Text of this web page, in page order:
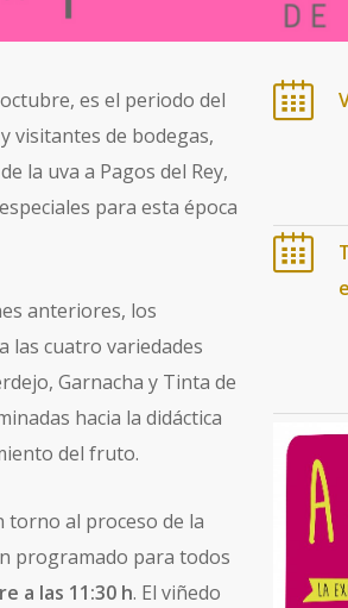
es el periodo del
visitantes de bodegas,
la uva a Pagos del Rey,
para esta época
anteriores, los
las cuatro variedades
Garnacha y Tinta de
hacia la didáctica
del fruto.
torno al proceso de la
programado para todos
a las 11:30 h. El viñedo